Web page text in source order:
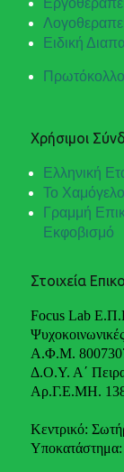
Ειδική
Πρωτόκολλο
Χρήσιμοι
Ελληνική
Το
Γραμμή
Εκφοβισμό
Στοιχεία
Focus Lab
Α.Φ.Μ.
Δ.Ο.Υ. Α΄
Αρ.Γ.Ε.ΜΗ.
Κεντρικό:
Υποκατάστημα: